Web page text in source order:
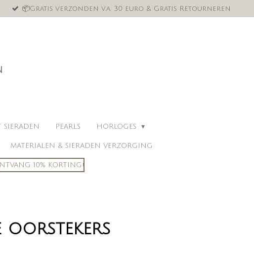
📦Gratis verzonden v.a. 30 euro & Gratis Retourneren
PEARLS HORLOGES
MATERIALEN & SIERADEN VERZORGING
10% KORTING!
oorstekers